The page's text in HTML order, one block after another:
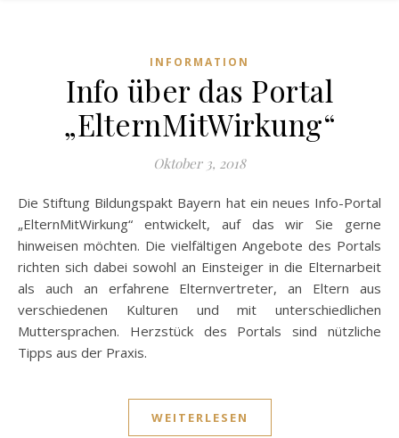
INFORMATION
Info über das Portal
„ElternMitWirkung“
Oktober 3, 2018
Die Stiftung Bildungspakt Bayern hat ein neues Info-Portal
„ElternMitWirkung“ entwickelt, auf das wir Sie gerne
hinweisen möchten. Die vielfältigen Angebote des Portals
richten sich dabei sowohl an Einsteiger in die Elternarbeit
als auch an erfahrene Elternvertreter, an Eltern aus
verschiedenen Kulturen und mit unterschiedlichen
Muttersprachen. Herzstück des Portals sind nützliche
Tipps aus der Praxis.
WEITERLESEN